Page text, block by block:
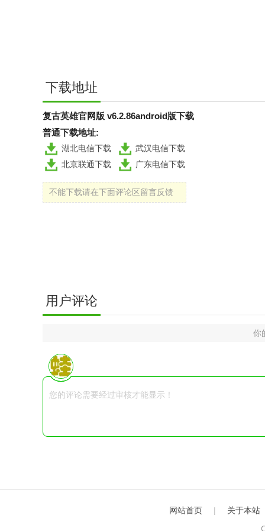
下载地址
复古英雄官网版 v6.2.86android版下载
普通下载地址:
湖北电信下载
武汉电信下载
北京联通下载
广东电信下载
不能下载请在下面评论区留言反馈
用户评论
你
网站首页 |
关于本站